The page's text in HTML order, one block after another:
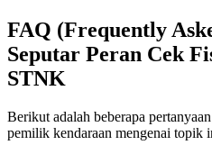
FAQ (Frequently
Seputar Peran Cek
STNK
Berikut adalah beberapa
pemilik kendaraan mengenai topik